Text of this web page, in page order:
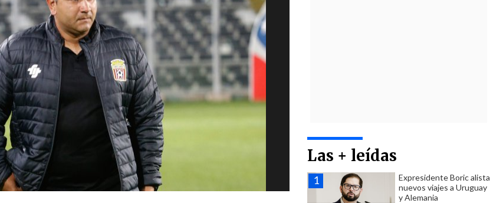
Las + leídas
Expresidente Boric alista
nuevos viajes a Uruguay
y Alemania